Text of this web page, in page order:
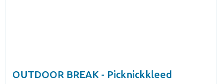
OUTDOOR BREAK - Picknickkleed